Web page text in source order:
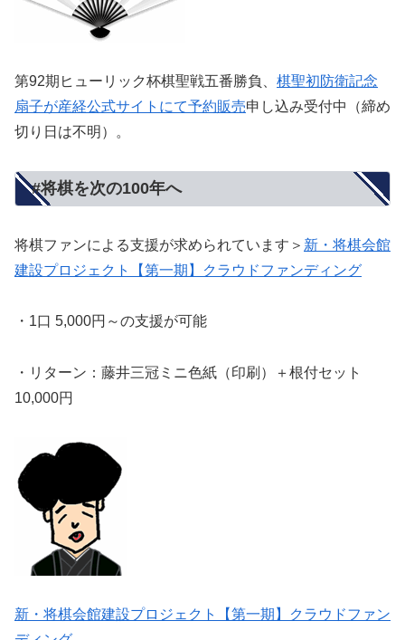
第92期ヒューリック杯棋聖戦五番勝負、 棋聖初防衛記念
扇子が産経公式サイトにて予約販売申し込み受付中（締め
切り日は不明）。
#将棋を次の100年へ
将棋ファンによる支援が求められています＞ 新・将棋会館
建設プロジェクト【第一期】クラウドファンディング
・1口 5,000円～の支援が可能
・リターン：藤井三冠ミニ色紙（印刷）＋根付セット
10,000円
新・将棋会館建設プロジェクト【第一期】クラウドファン